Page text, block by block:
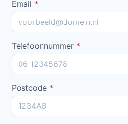
Email *
Telefoonnummer *
Postcode *